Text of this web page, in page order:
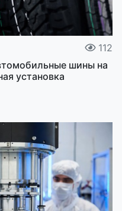
112
шины на
установка